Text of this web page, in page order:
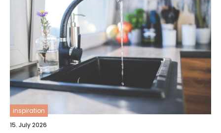
inspiration
15. July 2026